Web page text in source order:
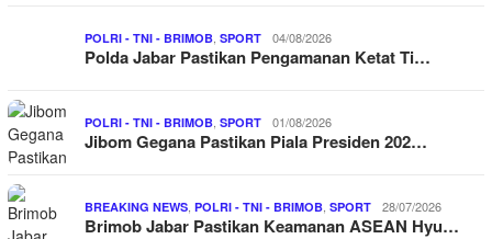
POLRI - TNI - BRIMOB SPORT 04/08/2026
Polda Jabar Pastikan Pengamanan Ketat Ti…
POLRI - TNI - BRIMOB SPORT 01/08/2026
Jibom Gegana Pastikan Piala Presiden 202…
BREAKING NEWS POLRI - TNI - BRIMOB SPORT 28/07/2026
Brimob Jabar Pastikan Keamanan ASEAN Hyu…